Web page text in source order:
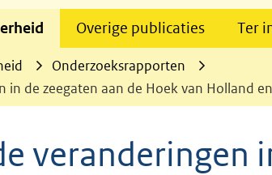
Overige publicaties Ter
Onderzoeksrapporten
in de zeegaten aan de Hoek van Holland
veranderingen